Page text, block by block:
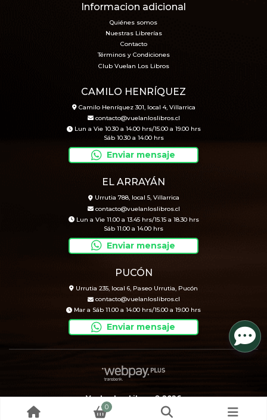
Informacion adicional
Quiénes somos
Nuestras Librerías
Contacto
Términos y Condiciones
Club Vuelan Los Libros
CAMILO HENRÍQUEZ
Camilo Henríquez 301, local 4, Villarrica
contacto@vuelanloslibros.cl
Lun a Vie 10.30 a 14.00 hrs/15.00 a 19.00 hrs
Sáb 10.30 a 14.00 hrs
Enviar mensaje
EL ARRAYÁN
Urrutia 788, local 5, Villarrica
contacto@vuelanloslibros.cl
Lun a Vie 11.00 a 13.45 hrs/15.15 a 18.30 hrs
Sáb 11.00 a 14.00 hrs
Enviar mensaje
PUCÓN
Urrutia 235, local 6, Paseo Urrutia, Pucón
contacto@vuelanloslibros.cl
Mar a Sáb 11.00 a 14.00 hrs/15.00 a 19.00 hrs
Enviar mensaje
Vuelan Los Libros © 2026
Creado por
Bsale
0